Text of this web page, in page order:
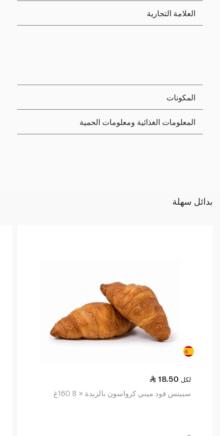
العلامة التجارية
المكونات
المعلومات الغذائية ومعلومات الحمية
بدائل سهلة
18.50 لكل
سبينس فود ميني كرواسون بالزبدة × 8 160غ